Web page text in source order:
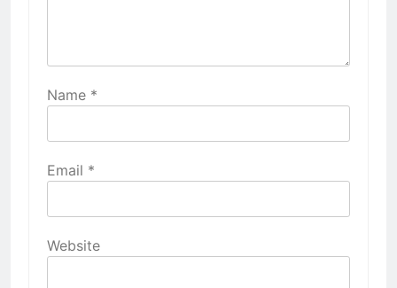
Name *
Email *
Website